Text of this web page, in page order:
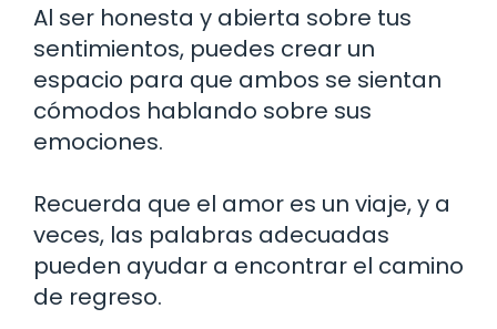
Al ser honesta y abierta sobre tus
sentimientos, puedes crear un
espacio para que ambos se sientan
cómodos hablando sobre sus
emociones.
Recuerda que el amor es un viaje, y a
veces, las palabras adecuadas
pueden ayudar a encontrar el camino
de regreso.